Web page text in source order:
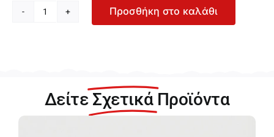
Mayoral
03276-
Προσθήκη στο καλάθι
Δείτε Σχετικά Προϊόντα